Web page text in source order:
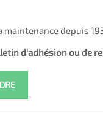
maintenance depuis
d'adhésion ou de